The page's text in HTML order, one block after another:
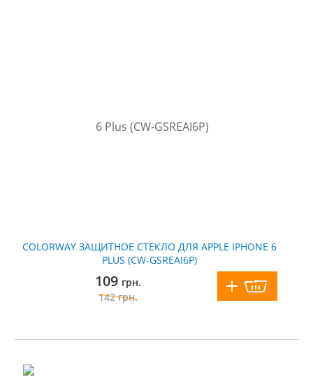
COLORWAY ЗАЩИТНОЕ СТЕКЛО ДЛЯ APPLE IPHONE 6
PLUS (CW-GSREAI6P)
109 грн.
142грн.